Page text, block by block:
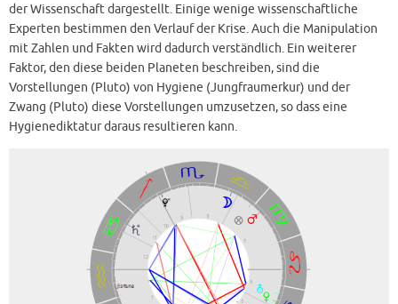
der Wissenschaft dargestellt. Einige wenige wissenschaftliche
Experten bestimmen den Verlauf der Krise. Auch die Manipulation
mit Zahlen und Fakten wird dadurch verständlich. Ein weiterer
Faktor, den diese beiden Planeten beschreiben, sind die
Vorstellungen (Pluto) von Hygiene (Jungfraumerkur) und der
Zwang (Pluto) diese Vorstellungen umzusetzen, so dass eine
Hygienediktatur daraus resultieren kann.